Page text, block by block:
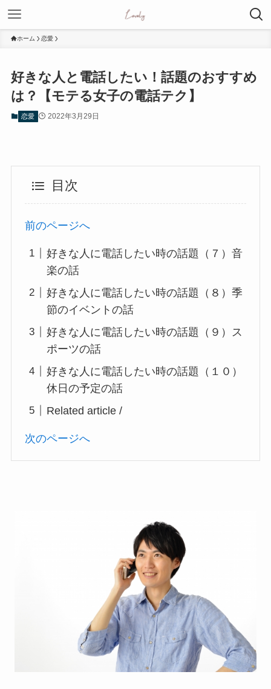
ホーム 恋愛
好きな人と電話したい！話題のおすすめ
は？【モテる女子の電話テク】
恋愛 2022年3月29日
目次
前のページへ
好きな人に電話したい時の話題（７）音
楽の話
好きな人に電話したい時の話題（８）季
節のイベントの話
好きな人に電話したい時の話題（９）ス
ポーツの話
好きな人に電話したい時の話題（１０）
休日の予定の話
Related article /
次のページへ